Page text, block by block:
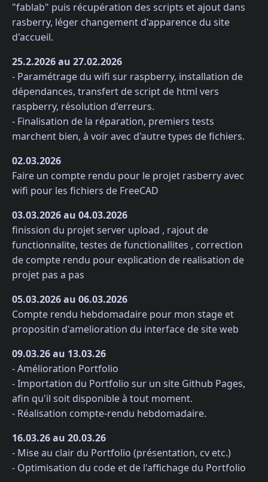
"fablab" puis récupération des scripts et ajout dans
rasberry, léger changement d'apparence du site
d'accueil.
25.2.2026 au 27.02.2026
- Paramétrage du wifi sur raspberry, installation de
dépendances, transfert de script de html vers
raspberry, résolution d'erreurs.
- Finalisation de la réparation, premiers tests
marchent bien, à voir avec d'autre types de fichiers.
02.03.2026
Faire un compte rendu pour le projet rasberry avec
wifi pour les fichiers de FreeCAD
03.03.2026 au 04.03.2026
finission du projet server upload , rajout de
functionnalite, testes de functionallites , correction
de compte rendu pour explication de realisation de
projet pas a pas
05.03.2026 au 06.03.2026
Compte rendu hebdomadaire pour mon stage et
propositin d'amelioration du interface de site web
09.03.26 au 13.03.26
- Amélioration Portfolio
- Importation du Portfolio sur un site Github Pages,
afin qu'il soit disponible à tout moment.
- Réalisation compte-rendu hebdomadaire.
16.03.26 au 20.03.26
- Mise au clair du Portfolio (présentation, cv etc.)
- Optimisation du code et de l'affichage du Portfolio